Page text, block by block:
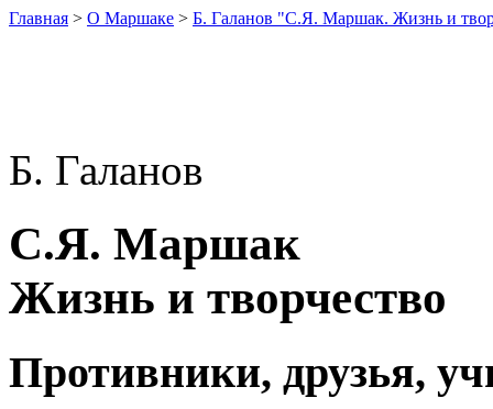
Главная > О Маршаке > Б. Галанов "С.Я. Маршак. Жизнь и
Б. Галанов
С.Я. Маршак
Жизнь и творчество
Противники, друзья,